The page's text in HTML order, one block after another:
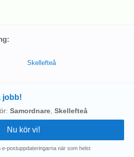
Skellefteå
jobb!
Samordnare Skellefteå
postuppdateringarna när som helst